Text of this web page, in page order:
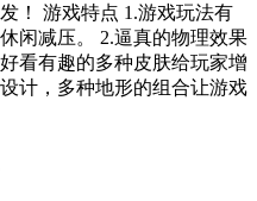
！ 游戏特点 1.游戏玩法有
闲减压。 2.逼真的物理效果
看有趣的多种皮肤给玩家增
计，多种地形的组合让游戏